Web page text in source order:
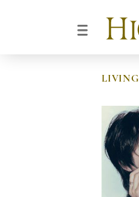
LIVING